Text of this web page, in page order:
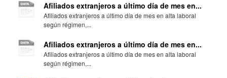
Afiliados extranjeros a último día de mes en...
Afiliados extranjeros a último día de mes en alta laboral
según régimen,...
Afiliados extranjeros a último día de mes en...
Afiliados extranjeros a último día de mes en alta laboral
según régimen,...